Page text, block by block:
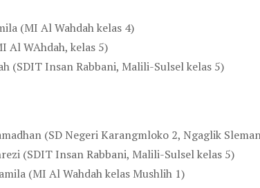
(MI Al Wahdah kelas 4)
Al WAhdah, kelas 5)
(SDIT Insan Rabbani, Malili-Sulsel kelas 5)
(SD Negeri Karangmloko 2, Ngaglik
(SDIT Insan Rabbani, Malili-Sulsel kelas 5)
(MI Al Wahdah kelas Mushlih 1)